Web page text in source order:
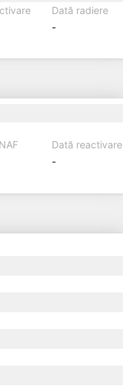
Dată radiere
-
Dată reactivare
-